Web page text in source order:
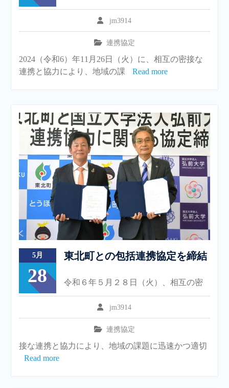
jm3914
連携協定
2024（令和6）年11月26日（火）に、相互の密接な
連携と協力により、地域の課
Read more
5月
28
東北町との包括連携協定を締結
jm3914
連携協定
令和６年５月２８日（火）、相互の密
接な連携と協力により、地域の課題に迅速かつ適切
Read more